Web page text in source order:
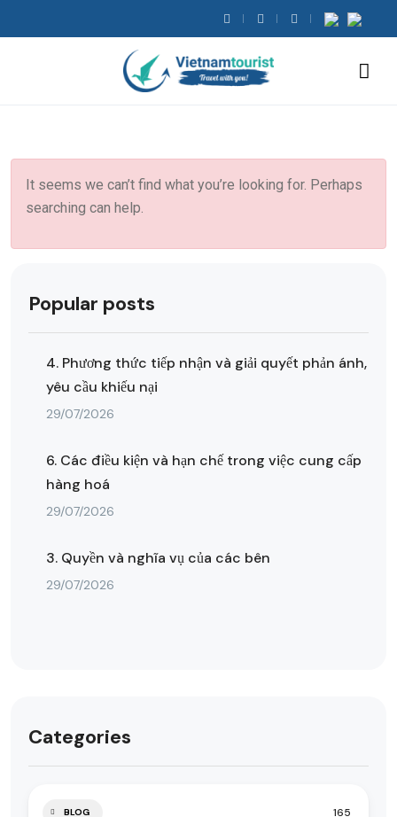
It seems we can’t find what you’re looking for. Perhaps
searching can help.
Popular posts
4. Phương thức tiếp nhận và giải quyết phản ánh,
yêu cầu khiếu nại
29/07/2026
6. Các điều kiện và hạn chế trong việc cung cấp
hàng hoá
29/07/2026
3. Quyền và nghĩa vụ của các bên
29/07/2026
Categories
BLOG 165